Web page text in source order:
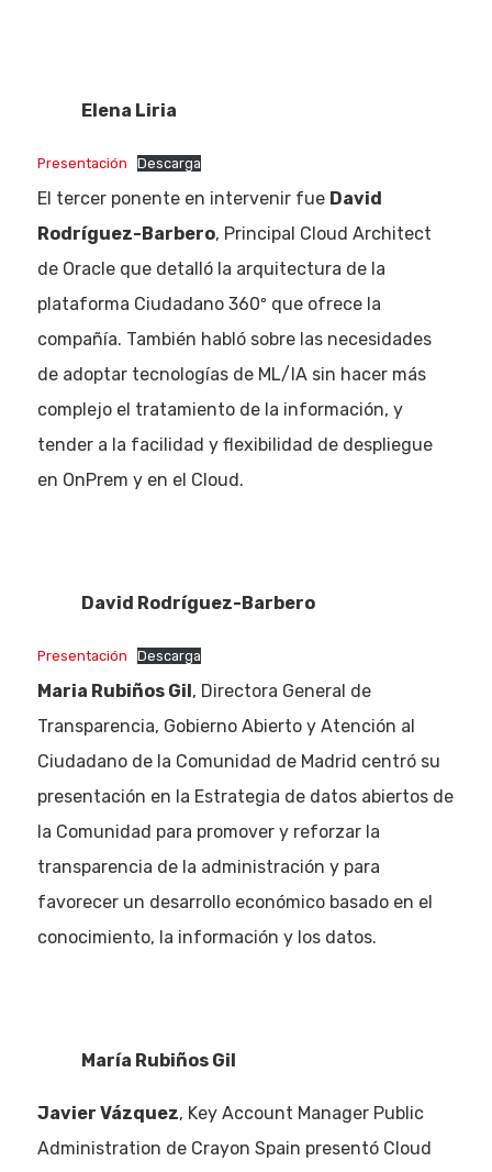
Elena Liria
Presentación Descarga
El tercer ponente en intervenir fue David
Rodríguez-Barbero, Principal Cloud Architect
de Oracle que detalló la arquitectura de la
plataforma Ciudadano 360º que ofrece la
compañía. También habló sobre las necesidades
de adoptar tecnologías de ML/IA sin hacer más
complejo el tratamiento de la información, y
tender a la facilidad y flexibilidad de despliegue
en OnPrem y en el Cloud.
David Rodríguez-Barbero
Presentación Descarga
Maria Rubiños Gil, Directora General de
Transparencia, Gobierno Abierto y Atención al
Ciudadano de la Comunidad de Madrid centró su
presentación en la Estrategia de datos abiertos de
la Comunidad para promover y reforzar la
transparencia de la administración y para
favorecer un desarrollo económico basado en el
conocimiento, la información y los datos.
María Rubiños Gil
Javier Vázquez, Key Account Manager Public
Administration de Crayon Spain presentó Cloud